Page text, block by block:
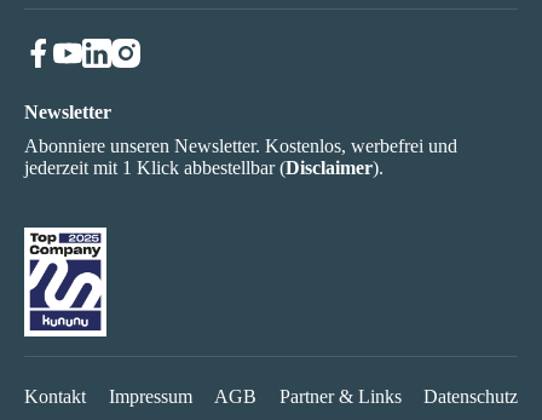
Newsletter
Abonniere unseren Newsletter. Kostenlos, werbefrei und
jederzeit mit 1 Klick abbestellbar (Disclaimer).
Kontakt Impressum AGB Partner & Links Datenschutz